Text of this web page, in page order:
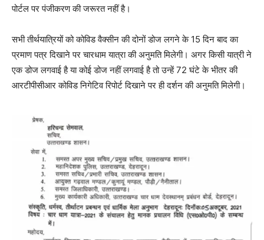
पोर्टल पर पंजीकरण की जरूरत नहीं है।
सभी तीर्थयात्रियों को कोविड वैक्सीन की दोनों डोज लगने के 15 दिन बाद का
प्रमाण पत्र दिखाने पर चारधाम यात्रा की अनुमति मिलेगी। अगर किसी यात्री ने
एक डोज लगवाई है या कोई डोज नहीं लगवाई है तो उन्हें 72 घंटे के भीतर की
आरटीपीसीआर कोविड निगेटिव रिपोर्ट दिखाने पर ही दर्शन की अनुमति मिलेगी।